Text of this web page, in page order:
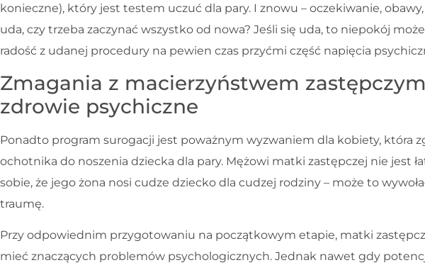
konieczne), który jest testem uczuć dla pary. I znowu – oczekiwanie, obawy,
uda, czy trzeba zaczynać wszystko od nowa? Jeśli się uda, to niepokój
radość z udanej procedury na pewien czas przyćmi część napięcia
Zmagania z macierzyństwem
zdrowie psychiczne
Ponadto program surogacji jest poważnym wyzwaniem dla kobiety, która
ochotnika do noszenia dziecka dla pary. Mężowi matki zastępczej nie jest
sobie, że jego żona nosi cudze dziecko dla cudzej rodziny – może to
traumę.
Przy odpowiednim przygotowaniu na początkowym etapie, matki
mieć znaczących problemów psychologicznych. Jednak nawet gdy